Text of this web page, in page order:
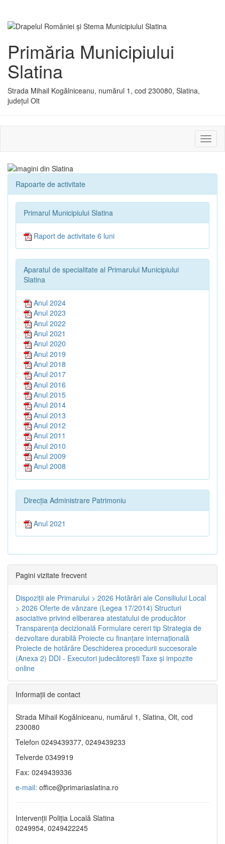
Primăria Municipiului
Slatina
Strada Mihail Kogălniceanu, numărul 1, cod 230080, Slatina,
județul Olt
sau
Rapoarte de activitate
Primarul Municipiului Slatina
Raport de activitate 6 luni
Aparatul de specialitate al Primarului Municipiului
Slatina
Anul 2024
Anul 2023
Anul 2022
Anul 2021
Anul 2020
Anul 2019
Anul 2018
Anul 2017
Anul 2016
Anul 2015
Anul 2014
Anul 2013
Anul 2012
Anul 2011
Anul 2010
Anul 2009
Anul 2008
Direcția Administrare Patrimoniu
Anul 2021
Pagini vizitate frecvent
Dispoziţii ale Primarului > 2026 Hotărâri ale Consiliului Local
> 2026 Oferte de vânzare (Legea 17/2014) Structuri
asociative privind eliberarea atestatului de producător
Transparenţa decizională Formulare cereri tip Strategia de
dezvoltare durabilă Proiecte cu finanţare internaţională
Proiecte de hotărâre Deschiderea procedurii succesorale
(Anexa 2) DDI - Executori judecătorești Taxe şi impozite
online
Informaţii de contact
Strada Mihail Kogălniceanu, numărul 1, Slatina, Olt, cod
230080
Telefon 0249439377, 0249439233
Telverde 0349919
Fax: 0249439336
e-mail: office@primariaslatina.ro
Intervenții Poliția Locală Slatina
0249954, 0249422245